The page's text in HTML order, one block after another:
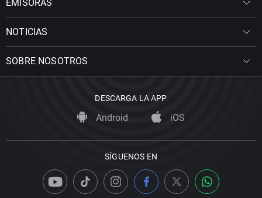
EMISORAS
NOTICIAS
SOBRE NOSOTROS
DESCARGA LA APP
Android iOS
SÍGUENOS EN